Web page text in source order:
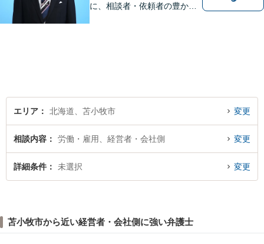
に、相談者・依頼者の豊かな
エリア 北海道、苫小牧市 変更
相談内容 労働・雇用、経営者・会社側 変更
詳細条件 未選択 変更
苫小牧市から近い経営者・会社側に強い弁護士